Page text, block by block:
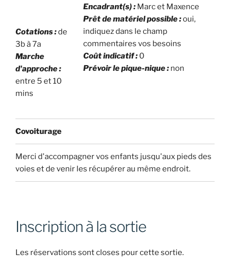
Cotations :de
3b à 7a
Marche
d'approche :
entre 5 et 10
mins
Encadrant(s) : Marc et Maxence
Prêt de matériel possible :oui,
indiquez dans le champ
commentaires vos besoins
Coût indicatif : 0
Prévoir le pique-nique : non
Covoiturage
Merci d'accompagner vos enfants jusqu'aux pieds des
voies et de venir les récupérer au même endroit.
Inscription à la sortie
Les réservations sont closes pour cette sortie.